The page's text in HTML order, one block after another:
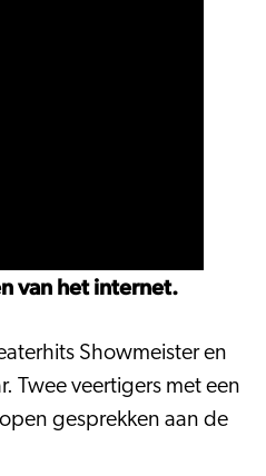
van het internet.
Showmeister en
Twee veertigers met een
gesprekken aan de